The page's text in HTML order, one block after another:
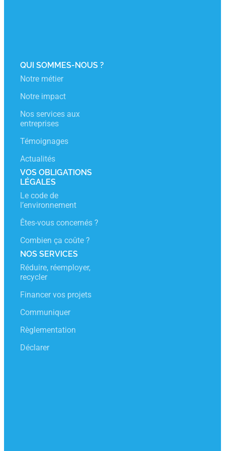
QUI SOMMES-NOUS ?
Notre métier
Notre impact
Nos services aux
entreprises
Témoignages
Actualités
VOS OBLIGATIONS
LÉGALES
Le code de
l’environnement
Êtes-vous concernés ?
Combien ça coûte ?
NOS SERVICES
Réduire, réemployer,
recycler
Financer vos projets
Communiquer
Règlementation
Déclarer